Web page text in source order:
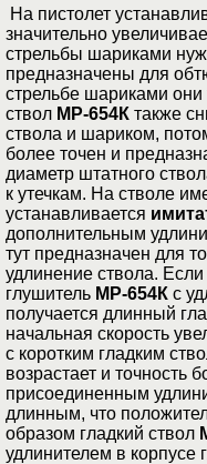
На пистолет
значительно
стрельбы шариками
предназначены для
стрельбе шариками они
ствол МР-654К также
ствола и шариком,
более точен и
диаметр штатного
к утечкам. На стволе
устанавливается
дополнительным
тут предназначен для
удлинение ствола. Если
глушитель МР-654К с
получается длинный
начальная скорость
с коротким гладким
возрастает и точность
присоединенным
длинным, что
образом гладкий ствол
удлинителем в корпусе